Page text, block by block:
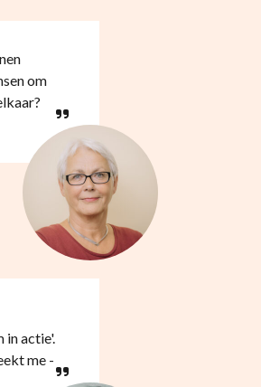
om
actie'.
me -